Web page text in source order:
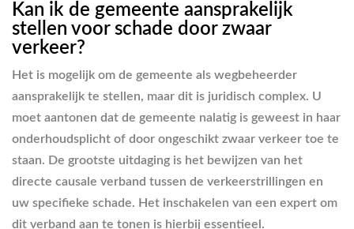
Kan ik de gemeente aansprakelijk
stellen voor schade door zwaar
verkeer?
Het is mogelijk om de gemeente als wegbeheerder
aansprakelijk te stellen, maar dit is juridisch complex. U
moet aantonen dat de gemeente nalatig is geweest in haar
onderhoudsplicht of door ongeschikt zwaar verkeer toe te
staan. De grootste uitdaging is het bewijzen van het
directe causale verband tussen de verkeerstrillingen en
uw specifieke schade. Het inschakelen van een expert om
dit verband aan te tonen is hierbij essentieel.